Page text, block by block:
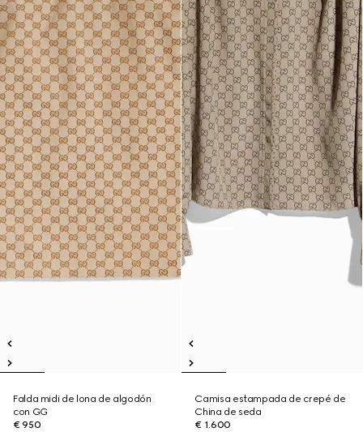
Falda midi de lona de algodón
con GG
€ 950
Camisa estampada de crepé de
China de seda
€ 1.600